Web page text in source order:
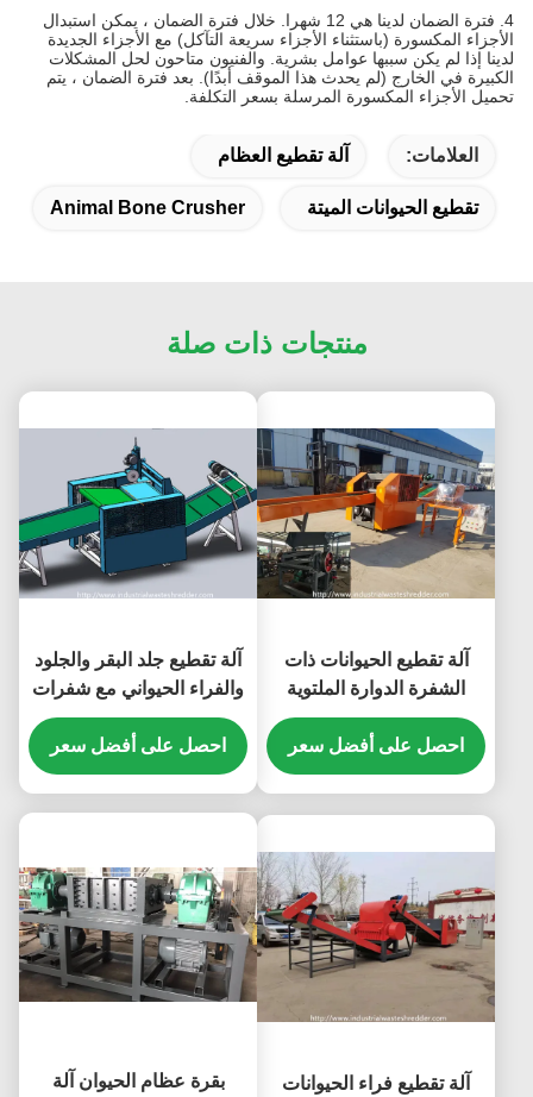
4. فترة الضمان لدينا هي 12 شهرا.
خلال فترة الضمان ، يمكن استبدال
الأجزاء المكسورة (باستثناء الأجزاء سريعة التآكل) مع الأجزاء الجديدة
لدينا إذا لم يكن سببها عوامل بشرية.
والفنيون متاحون لحل المشكلات
الكبيرة في الخارج (لم يحدث هذا الموقف أبدًا).
بعد فترة الضمان ، يتم
تحميل الأجزاء المكسورة المرسلة بسعر التكلفة.
العلامات: آلة تقطيع العظام
تقطيع الحيوانات الميتة Animal Bone Crusher
منتجات ذات صلة
آلة تقطيع الحيوانات ذات
الشفرة الدوارة الملتوية
لفراء جلد الغنم
احصل على أفضل سعر
آلة تقطيع جلد البقر والجلود
والفراء الحيواني مع شفرات
ملتوية
احصل على أفضل سعر
آلة تقطيع فراء الحيوانات
بقرة عظام الحيوان آلة